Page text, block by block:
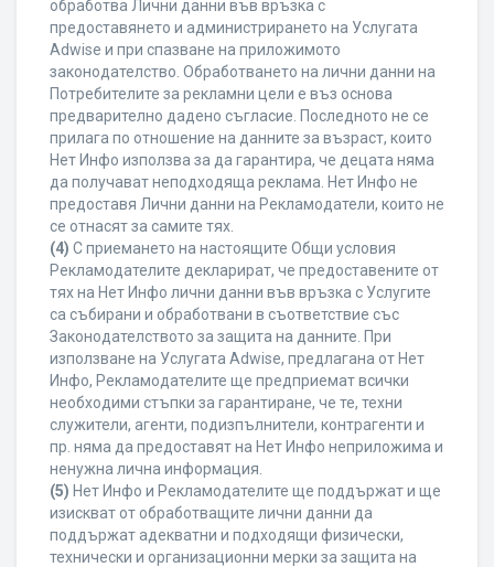
обработва Лични данни във връзка с
предоставянето и администрирането на Услугата
Adwise и при спазване на приложимото
законодателство. Обработването на лични данни на
Потребителите за рекламни цели е въз основа
предварително дадено съгласие. Последното не се
прилага по отношение на данните за възраст, които
Нет Инфо използва за да гарантира, че децата няма
да получават неподходяща реклама. Нет Инфо не
предоставя Лични данни на Рекламодатели, които не
се отнасят за самите тях.
(4) С приемането на настоящите Общи условия
Рекламодателите декларират, че предоставените от
тях на Нет Инфо лични данни във връзка с Услугите
са събирани и обработвани в съответствие със
Законодателството за защита на данните. При
използване на Услугата Adwise, предлагана от Нет
Инфо, Рекламодателите ще предприемат всички
необходими стъпки за гарантиране, че те, техни
служители, агенти, подизпълнители, контрагенти и
пр. няма да предоставят на Нет Инфо неприложима и
ненужна лична информация.
(5) Нет Инфо и Рекламодателите ще поддържат и ще
изискват от обработващите лични данни да
поддържат адекватни и подходящи физически,
технически и организационни мерки за защита на